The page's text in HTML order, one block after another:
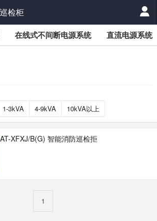
检柜
在线式不间断电源系统 直流电源系统
1-3kVA 4-9kVA 10kVA以上
AT-XFXJ/B(G) 智能消防巡检拒
1